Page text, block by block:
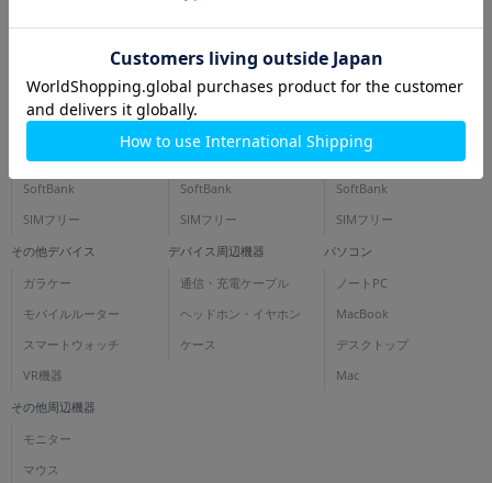
iPhone
docomo
au
SoftBank
SIMフリー
スマートフォン
SoftBank
SIMフリー
タブレット
SoftBank
SIMフリー
その他デバイス
ガラケー
モバイルルーター
スマートウォッチ
VR機器
デバイス周辺機器
通信・充電ケーブル
ヘッドホン・イヤホン
ケース
パソコン
ノートPC
MacBook
デスクトップ
Mac
その他周辺機器
モニター
マウス
~
価格
円 ～ 円
発売日
年 月 から
ただし機能別のみ「and検索」となります。